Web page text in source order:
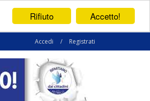
Accetto!
Rifiuto
Accedi / Registrati